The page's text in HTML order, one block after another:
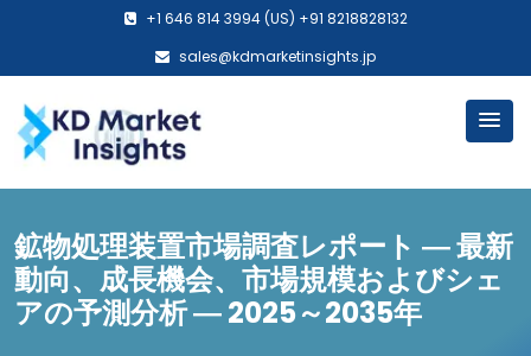
+1 646 814 3994 (US) +91 8218828132
sales@kdmarketinsights.jp
鉱物処理装置市場調査レポート ― 最新
動向、成長機会、市場規模およびシェ
アの予測分析 ― 2025～2035年